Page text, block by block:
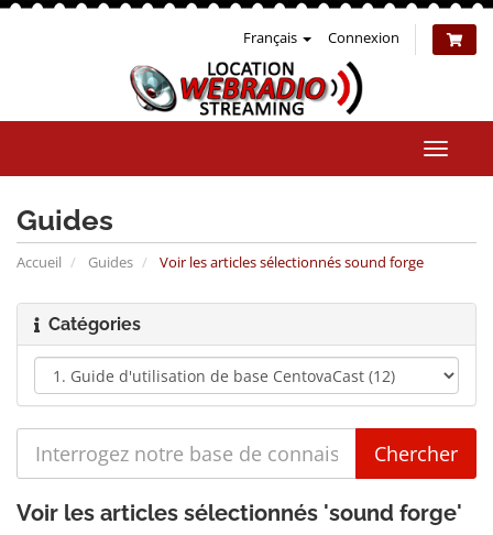
Français Connexion
la
Guides
Accueil Guides Voir les articles sélectionnés sound forge
Catégories
Voir les articles sélectionnés 'sound forge'